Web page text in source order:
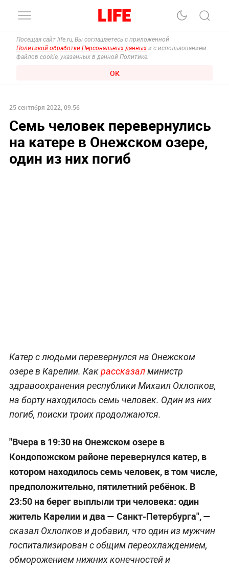
Посещая сайт life.ru, Вы соглашаетесь с приложенной
Политикой обработки Персональных данных и с использованием
файлов cookie, указанных в данной Политике.
ОК
25 сентября 2022, 09:56
Семь человек перевернулись
на катере в Онежском озере,
один из них погиб
Катер с людьми перевернулся на Онежском
озере в Карелии. Какрассказалминистр
здравоохранения республики Михаил Охлопков,
на борту находилось семь человек. Один из них
погиб, поиски троих продолжаются.
"Вчера в 19:30 на Онежском озере в
Кондопожском районе перевернулся катер, в
котором находилось семь человек, в том числе,
предположительно, пятилетний ребёнок. В
23:50 на берег выплыли три человека: один
житель Карелии и два — Санкт-Петербурга", —
сказал Охлопков и добавил, что один из мужчин
госпитализирован с общим переохлаждением,
обморожением нижних конечностей и